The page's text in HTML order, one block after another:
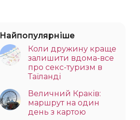
Найпопулярніше
Коли дружину краще
залишити вдома-все
про секс-туризм в
Таїланді
Величний Краків:
маршрут на один
день з картою